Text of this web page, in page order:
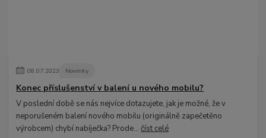
08.07.2023 Novinky
Konec příslušenství v balení u nového mobilu?
V poslední době se nás nejvíce dotazujete, jak je možné, že v
neporušeném balení nového mobilu (originálně zapečetěno
výrobcem) chybí nabíječka? Prode...číst celé